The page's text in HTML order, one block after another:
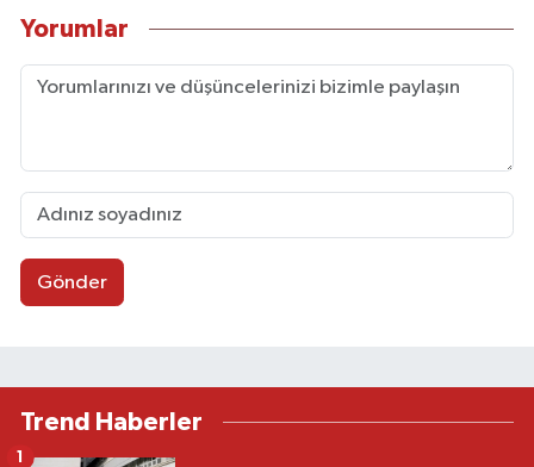
Yorumlar
Gönder
Trend Haberler
1